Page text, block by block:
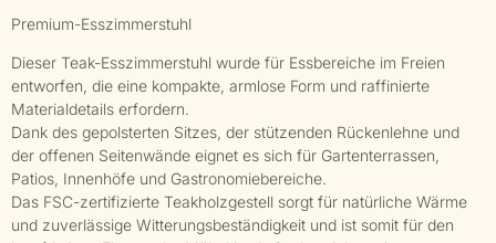
Premium-Esszimmerstuhl
Dieser Teak-Esszimmerstuhl wurde für Essbereiche im Freien
entworfen, die eine kompakte, armlose Form und raffinierte
Materialdetails erfordern.
Dank des gepolsterten Sitzes, der stützenden Rückenlehne und
der offenen Seitenwände eignet es sich für Gartenterrassen,
Patios, Innenhöfe und Gastronomiebereiche.
Das FSC-zertifizierte Teakholzgestell sorgt für natürliche Wärme
und zuverlässige Witterungsbeständigkeit und ist somit für den